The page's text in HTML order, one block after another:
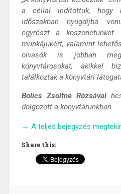
a céllal indítottuk, hogy
időszakban nyugdíjba
egyrészt a
munkájukért, valamint
olvasók is jobban
könyvtárosokat, akikkel
találkoztak a könyvtári
Bolics Zsoltné Rózsával
dolgozott a könyvtárunkban.
„A
kérdeztük
→ A teljes bejegyzés
Share this: